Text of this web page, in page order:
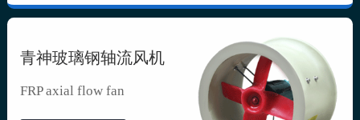
青神玻璃钢轴流风机
FRP axial flow fan